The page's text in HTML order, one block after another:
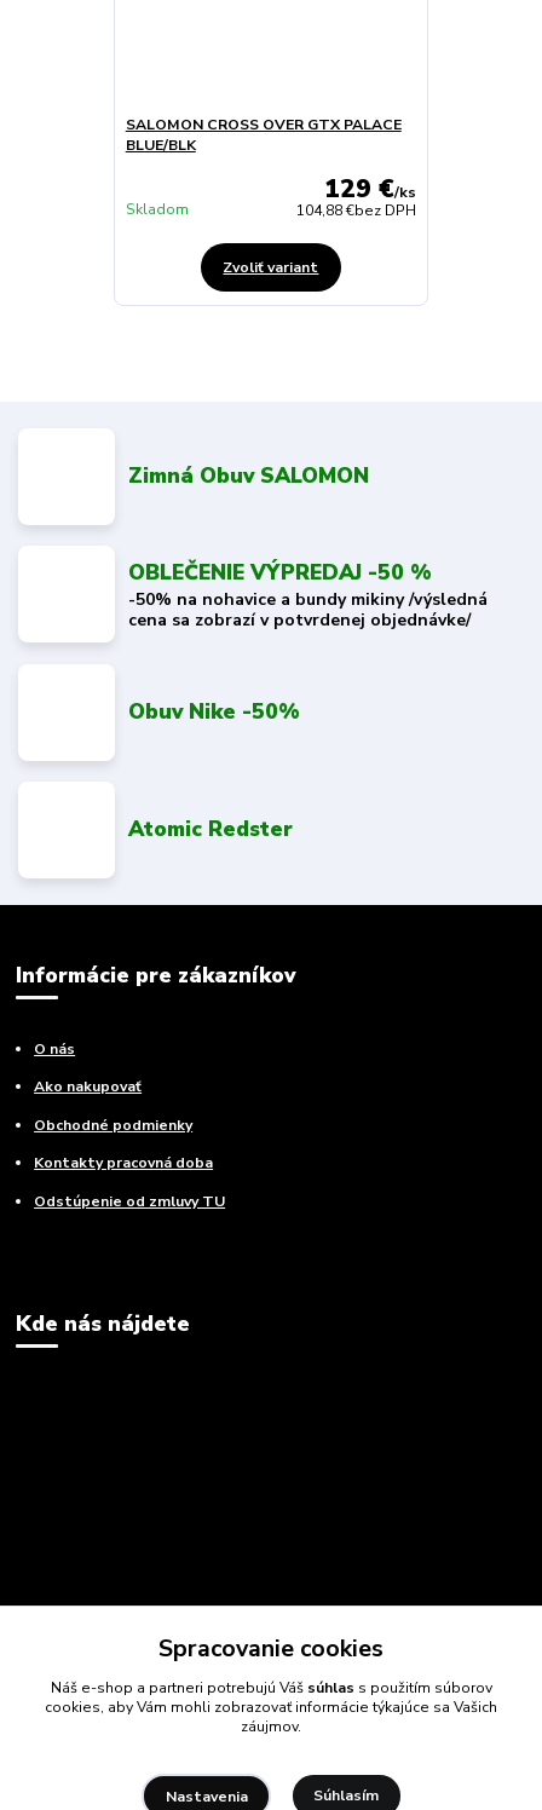
SALOMON CROSS OVER GTX PALACE
BLUE/BLK
129 €/ks
104,88 €bez DPH
Skladom
Zvoliť variant
Zimná Obuv SALOMON
OBLEČENIE VÝPREDAJ -50 %
-50% na nohavice a bundy mikiny /výsledná
cena sa zobrazí v potvrdenej objednávke/
Obuv Nike -50%
Atomic Redster
Informácie pre zákazníkov
O nás
Ako nakupovať
Obchodné podmienky
Kontakty pracovná doba
Odstúpenie od zmluvy TU
Kde nás nájdete
Spracovanie cookies
Náš e-shop a partneri potrebujú Váš súhlas s použitím súborov
cookies, aby Vám mohli zobrazovať informácie týkajúce sa Vašich
záujmov.
Nastavenia Súhlasím